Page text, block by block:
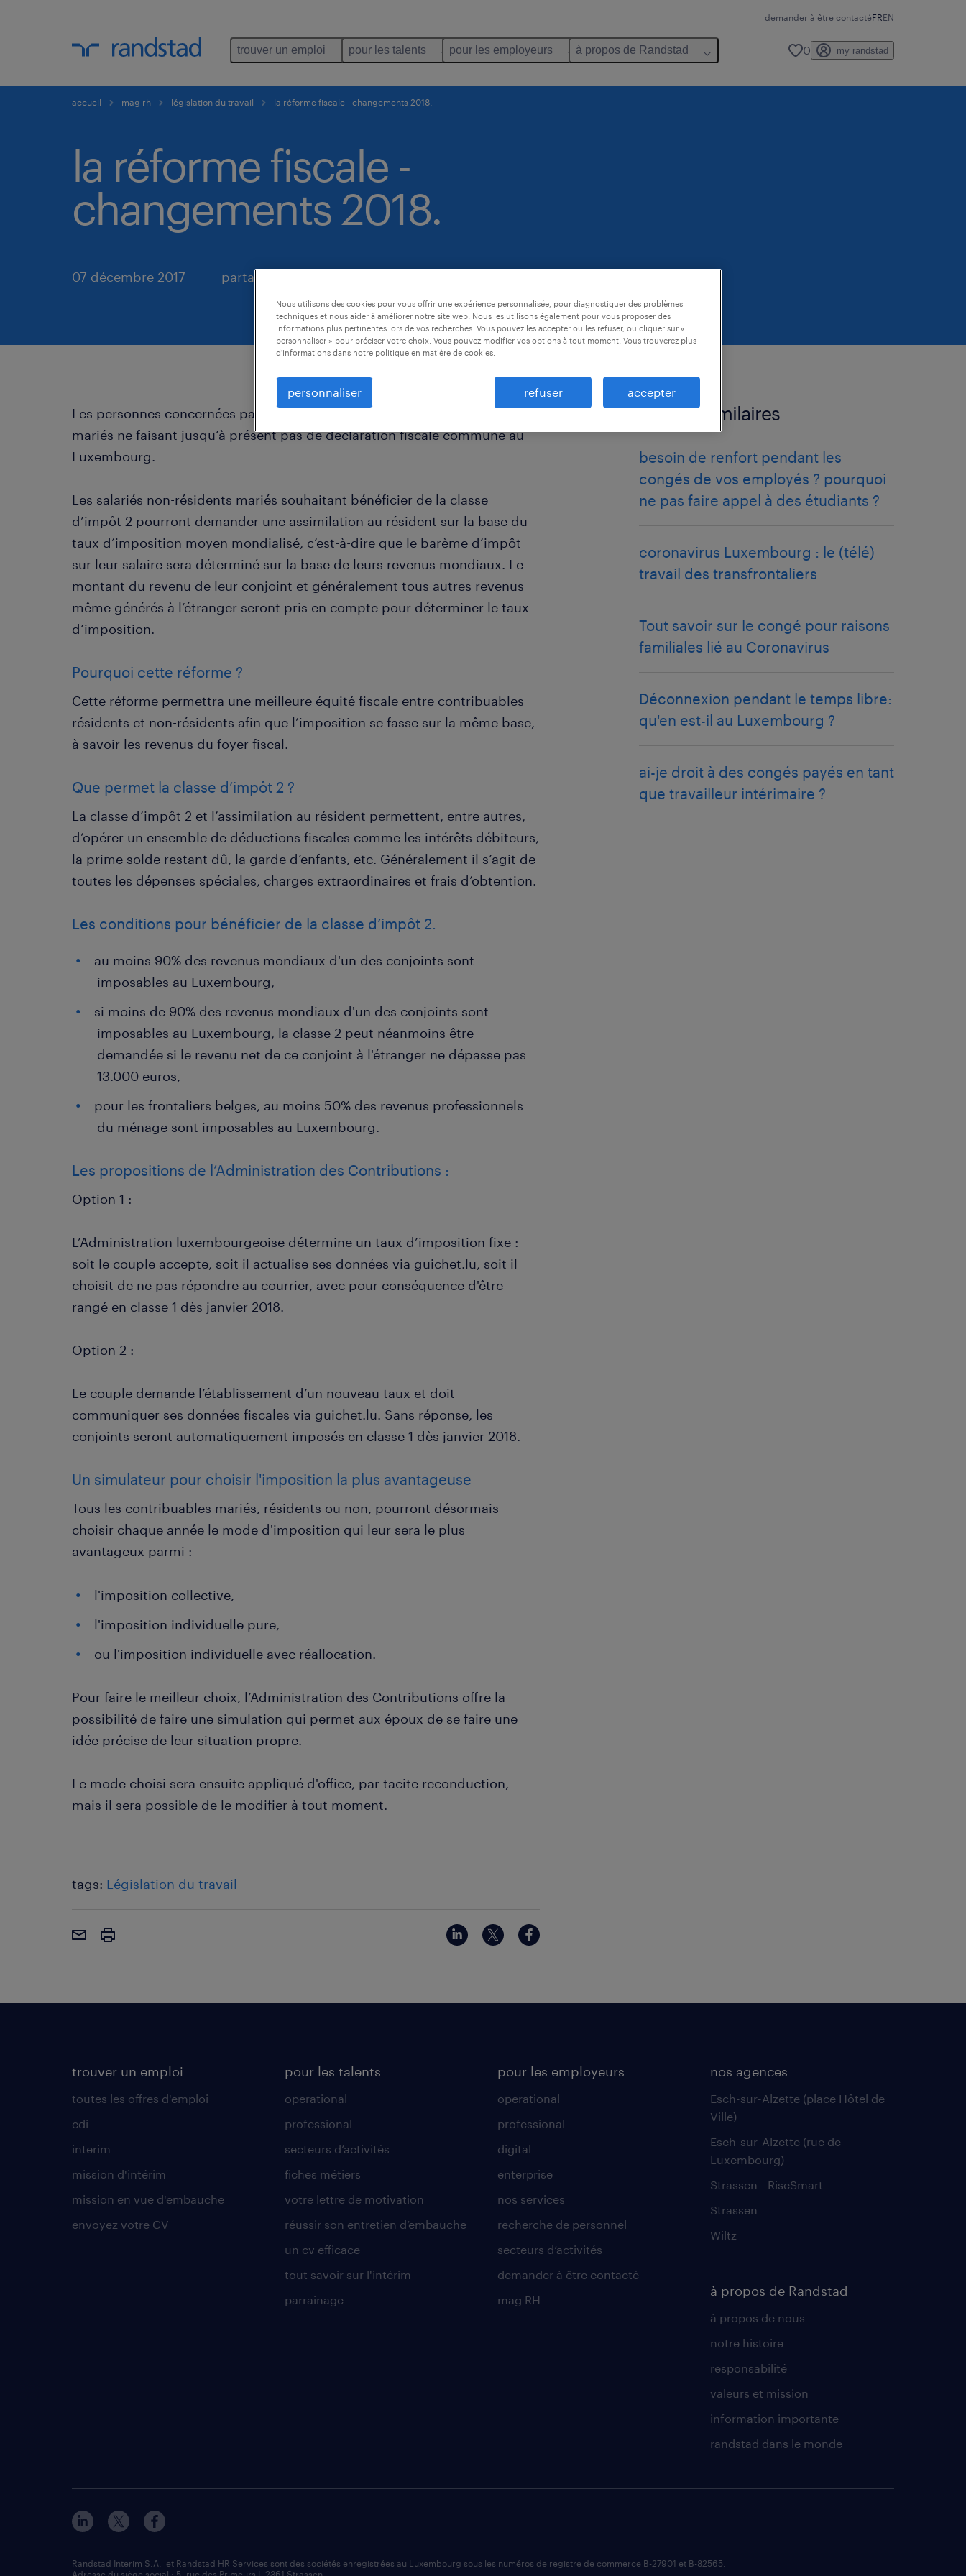
demander à être contactéFREN
trouver un emploi pour les talents pour les employeurs à propos de Randstad 0 my randstad
accueil mag rh législation du travail la réforme fiscale - changements 2018.
la réforme fiscale -
changements 2018.
07 décembre 2017 partager
Les personnes concernées par cette réforme fiscale sont les frontaliers
mariés ne faisant jusqu’à présent pas de déclaration fiscale commune au
Luxembourg.
Les salariés non-résidents mariés souhaitant bénéficier de la classe
d’impôt 2 pourront demander une assimilation au résident sur la base du
taux d’imposition moyen mondialisé, c’est-à-dire que le barème d’impôt
sur leur salaire sera déterminé sur la base de leurs revenus mondiaux. Le
montant du revenu de leur conjoint et généralement tous autres revenus
même générés à l’étranger seront pris en compte pour déterminer le taux
d’imposition.
Pourquoi cette réforme ?
Cette réforme permettra une meilleure équité fiscale entre contribuables
résidents et non-résidents afin que l’imposition se fasse sur la même base,
à savoir les revenus du foyer fiscal.
Que permet la classe d’impôt 2 ?
La classe d’impôt 2 et l’assimilation au résident permettent, entre autres,
d’opérer un ensemble de déductions fiscales comme les intérêts débiteurs,
la prime solde restant dû, la garde d’enfants, etc. Généralement il s’agit de
toutes les dépenses spéciales, charges extraordinaires et frais d’obtention.
Les conditions pour bénéficier de la classe d’impôt 2.
au moins 90% des revenus mondiaux d'un des conjoints sont
imposables au Luxembourg,
si moins de 90% des revenus mondiaux d'un des conjoints sont
imposables au Luxembourg, la classe 2 peut néanmoins être
demandée si le revenu net de ce conjoint à l'étranger ne dépasse pas
13.000 euros,
pour les frontaliers belges, au moins 50% des revenus professionnels
du ménage sont imposables au Luxembourg.
Les propositions de l’Administration des Contributions :
Option 1 :
L’Administration luxembourgeoise détermine un taux d’imposition fixe :
soit le couple accepte, soit il actualise ses données via guichet.lu, soit il
choisit de ne pas répondre au courrier, avec pour conséquence d'être
rangé en classe 1 dès janvier 2018.
Option 2 :
Le couple demande l’établissement d’un nouveau taux et doit
communiquer ses données fiscales via guichet.lu. Sans réponse, les
conjoints seront automatiquement imposés en classe 1 dès janvier 2018.
Un simulateur pour choisir l'imposition la plus avantageuse
Tous les contribuables mariés, résidents ou non, pourront désormais
choisir chaque année le mode d'imposition qui leur sera le plus
avantageux parmi :
l'imposition collective,
l'imposition individuelle pure,
ou l'imposition individuelle avec réallocation.
Pour faire le meilleur choix, l’Administration des Contributions offre la
possibilité de faire une simulation qui permet aux époux de se faire une
idée précise de leur situation propre.
Le mode choisi sera ensuite appliqué d'office, par tacite reconduction,
mais il sera possible de le modifier à tout moment.
tags: Législation du travail
articles similaires
besoin de renfort pendant les
congés de vos employés ? pourquoi
ne pas faire appel à des étudiants ?
coronavirus Luxembourg : le (télé)
travail des transfrontaliers
Tout savoir sur le congé pour raisons
familiales lié au Coronavirus
Déconnexion pendant le temps libre:
qu'en est-il au Luxembourg ?
ai-je droit à des congés payés en tant
que travailleur intérimaire ?
trouver un emploi
toutes les offres d'emploi
cdi
interim
mission d'intérim
mission en vue d'embauche
envoyez votre CV
pour les talents
operational
professional
secteurs d’activités
fiches métiers
votre lettre de motivation
réussir son entretien d’embauche
un cv efficace
tout savoir sur l'intérim
parrainage
pour les employeurs
operational
professional
digital
enterprise
nos services
recherche de personnel
secteurs d’activités
demander à être contacté
mag RH
nos agences
Esch-sur-Alzette (place Hôtel de
Ville)
Esch-sur-Alzette (rue de
Luxembourg)
Strassen - RiseSmart
Strassen
Wiltz
à propos de Randstad
à propos de nous
notre histoire
responsabilité
valeurs et mission
information importante
randstad dans le monde
Randstad Interim S.A. et Randstad HR Services sont des sociétés enregistrées au Luxembourg sous les numéros de registre de commerce B-27901 et B-82565.
Adresse du siège social : 5, rue des Primeurs L-2361 Strassen.
Nous utilisons des cookies pour vous offrir une expérience personnalisée, pour diagnostiquer des problèmes
techniques et nous aider à améliorer notre site web. Nous les utilisons également pour vous proposer des
informations plus pertinentes lors de vos recherches. Vous pouvez les accepter ou les refuser, ou cliquer sur «
personnaliser » pour préciser votre choix. Vous pouvez modifier vos options à tout moment. Vous trouverez plus
d'informations dans notre politique en matière de cookies.
personnaliser refuser accepter